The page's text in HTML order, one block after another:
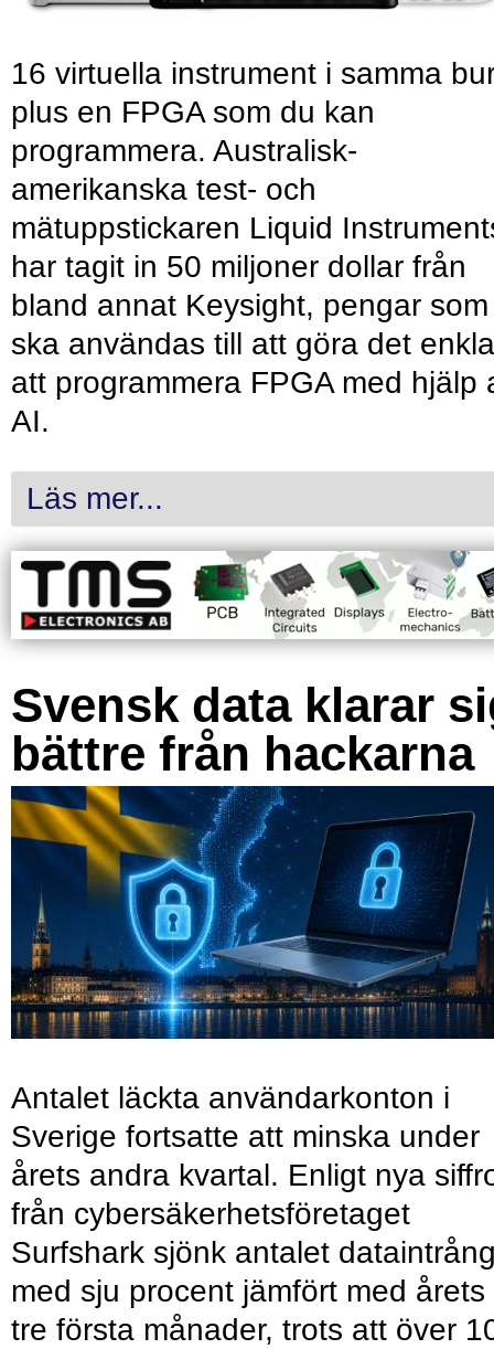
16 virtuella instrument i samma
plus en FPGA som du kan
programmera. Australisk-
amerikanska test- och
mätuppstickaren Liquid
har tagit in 50 miljoner dollar från
bland annat Keysight, pengar som
ska användas till att göra det
att programmera FPGA med hjälp
AI.
Läs mer...
Svensk data klarar
bättre från hackarna
Antalet läckta användarkonton i
Sverige fortsatte att minska under
årets andra kvartal. Enligt nya
från cybersäkerhetsföretaget
Surfshark sjönk antalet
med sju procent jämfört med årets
tre första månader, trots att över